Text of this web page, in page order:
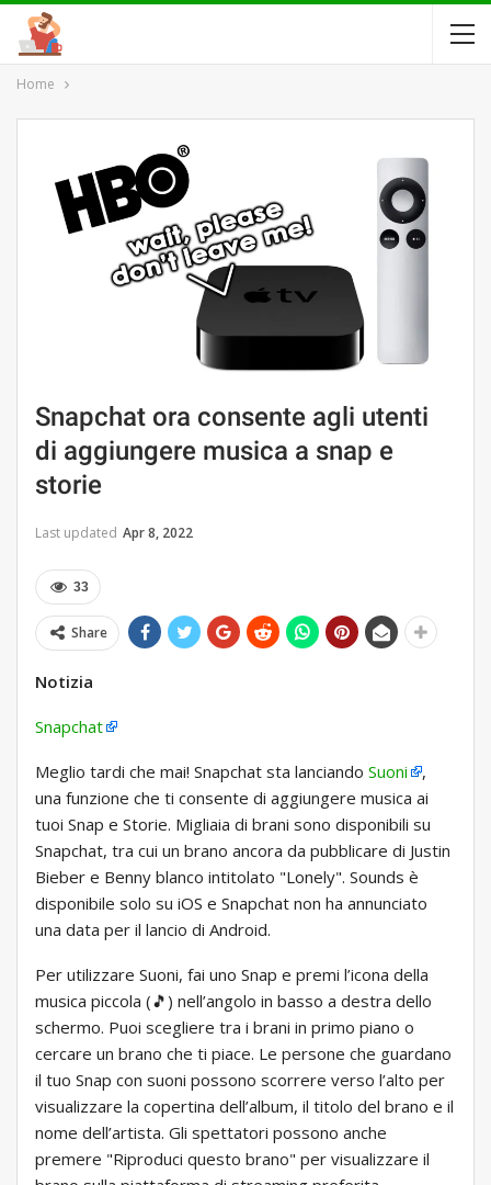
Home
Snapchat ora consente agli utenti
di aggiungere musica a snap e
storie
Last updated Apr 8, 2022
33
Share
Notizia
Snapchat
Meglio tardi che mai! Snapchat sta lanciando Suoni
,
una funzione che ti consente di aggiungere musica ai
tuoi Snap e Storie. Migliaia di brani sono disponibili su
Snapchat, tra cui un brano ancora da pubblicare di Justin
Bieber e Benny blanco intitolato "Lonely". Sounds è
disponibile solo su iOS e Snapchat non ha annunciato
una data per il lancio di Android.
Per utilizzare Suoni, fai uno Snap e premi l’icona della
musica piccola (🎵) nell’angolo in basso a destra dello
schermo. Puoi scegliere tra i brani in primo piano o
cercare un brano che ti piace. Le persone che guardano
il tuo Snap con suoni possono scorrere verso l’alto per
visualizzare la copertina dell’album, il titolo del brano e il
nome dell’artista. Gli spettatori possono anche
premere "Riproduci questo brano" per visualizzare il